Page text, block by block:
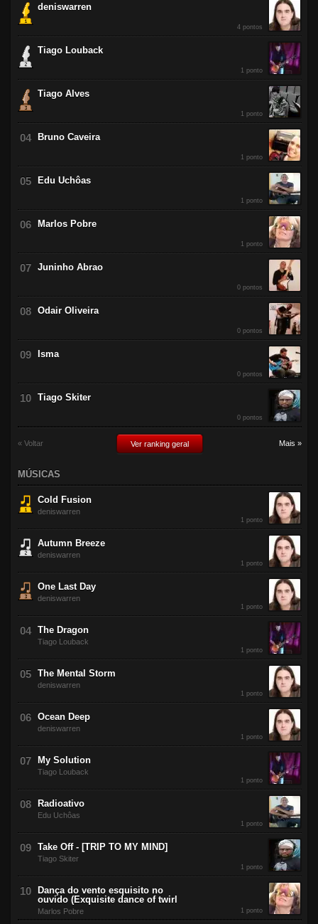
deniswarren
4 pontos
Tiago Louback
1 ponto
Tiago Alves
1 ponto
Bruno Caveira
1 ponto
Edu Uchôas
1 ponto
Marlos Pobre
1 ponto
Juninho Abrao
0 pontos
Odair Oliveira
0 pontos
Isma
0 pontos
Tiago Skiter
0 pontos
« Voltar Ver ranking geral Mais »
MÚSICAS
Cold Fusion
deniswarren
1 ponto
Autumn Breeze
deniswarren
1 ponto
One Last Day
deniswarren
1 ponto
The Dragon
Tiago Louback
1 ponto
The Mental Storm
deniswarren
1 ponto
Ocean Deep
deniswarren
1 ponto
My Solution
Tiago Louback
1 ponto
Radioativo
Edu Uchôas
1 ponto
Take Off - [TRIP TO MY MIND]
Tiago Skiter
1 ponto
Dança do vento esquisito no
ouvido (Exquisite dance of twirl
Marlos Pobre 1 ponto